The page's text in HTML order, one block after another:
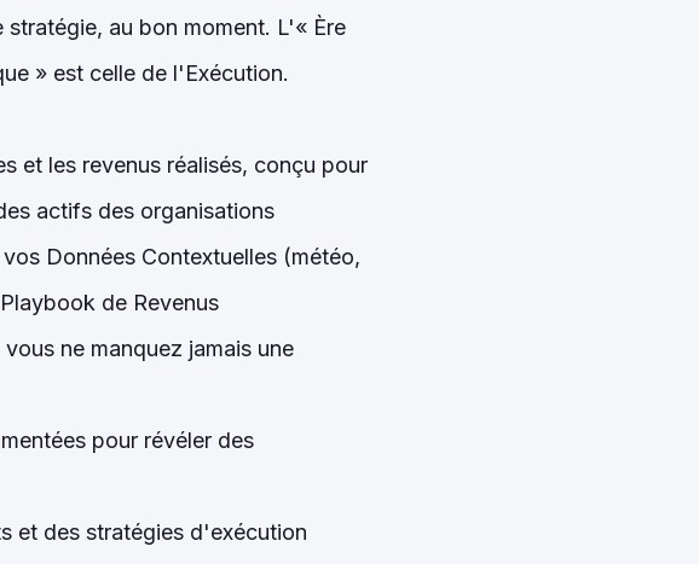
au bon moment. L'« Ère
» est celle de l'Exécution.
et les revenus réalisés, conçu pour
actifs des organisations
Données Contextuelles (météo,
de Revenus
ne manquez jamais une
pour révéler des
et des stratégies d'exécution